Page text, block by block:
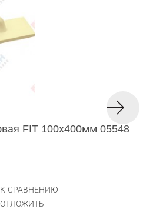
FIT 100х400мм 05548
К СРАВНЕНИЮ
ОТЛОЖИТЬ